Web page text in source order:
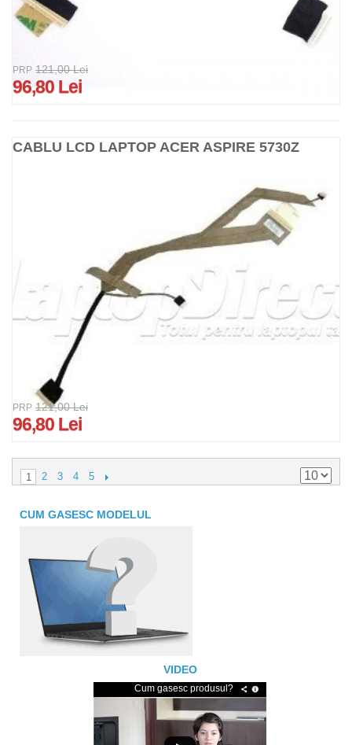
PRP 121,00 Lei
96,80 Lei
CABLU LCD LAPTOP ACER ASPIRE 5730Z
PRP 121,00 Lei
96,80 Lei
1 2 3 4 5
CUM GASESC MODELUL
VIDEO
Cum gasesc produsul?